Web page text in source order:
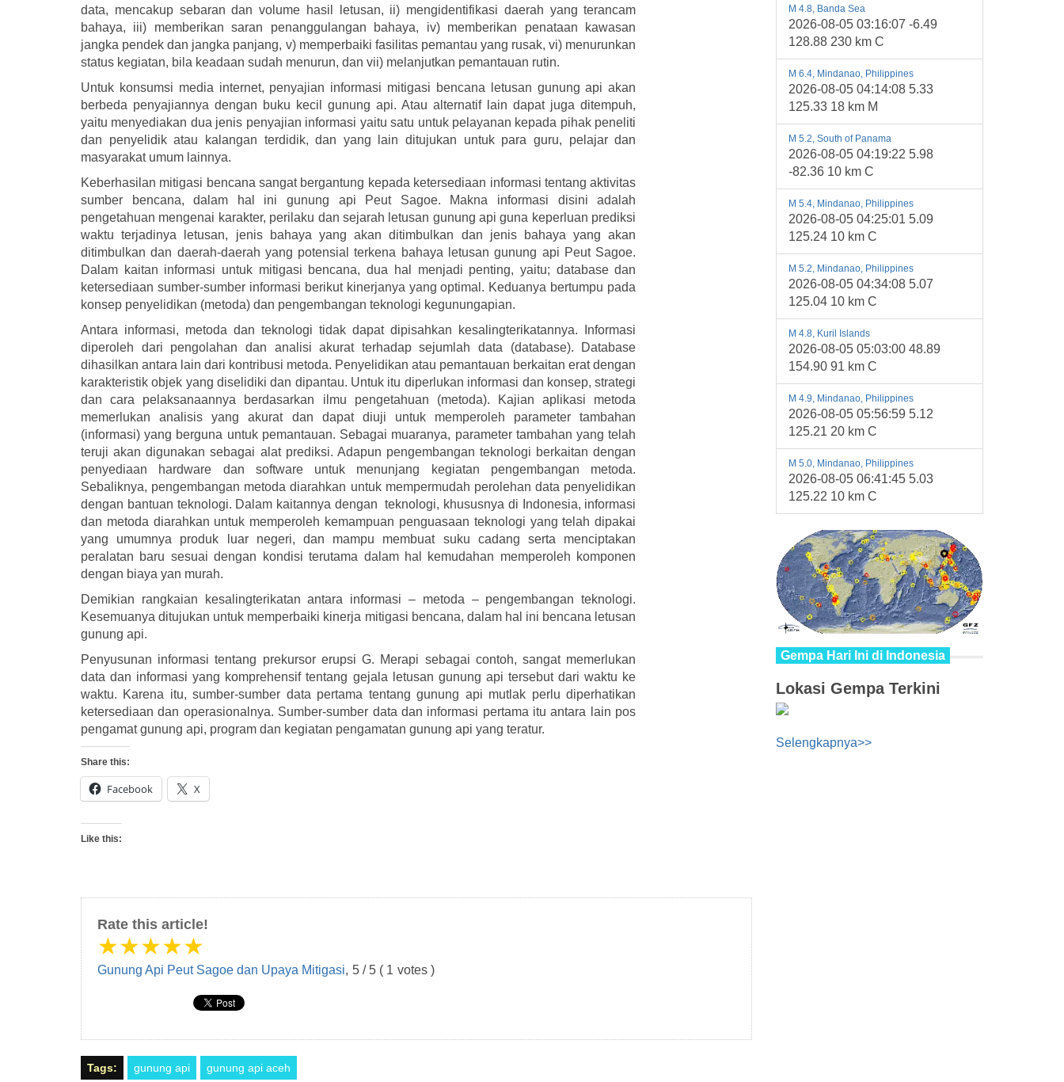
data, mencakup sebaran dan volume hasil letusan, ii) mengidentifikasi daerah yang terancam
bahaya, iii) memberikan saran penanggulangan bahaya, iv) memberikan penataan kawasan
jangka pendek dan jangka panjang, v) memperbaiki fasilitas pemantau yang rusak, vi) menurunkan
status kegiatan, bila keadaan sudah menurun, dan vii) melanjutkan pemantauan rutin.
Untuk konsumsi media internet, penyajian informasi mitigasi bencana letusan gunung api akan
berbeda penyajiannya dengan buku kecil gunung api. Atau alternatif lain dapat juga ditempuh,
yaitu menyediakan dua jenis penyajian informasi yaitu satu untuk pelayanan kepada pihak peneliti
dan penyelidik atau kalangan terdidik, dan yang lain ditujukan untuk para guru, pelajar dan
masyarakat umum lainnya.
Keberhasilan mitigasi bencana sangat bergantung kepada ketersediaan informasi tentang aktivitas
sumber bencana, dalam hal ini gunung api Peut Sagoe. Makna informasi disini adalah
pengetahuan mengenai karakter, perilaku dan sejarah letusan gunung api guna keperluan prediksi
waktu terjadinya letusan, jenis bahaya yang akan ditimbulkan dan jenis bahaya yang akan
ditimbulkan dan daerah-daerah yang potensial terkena bahaya letusan gunung api Peut Sagoe.
Dalam kaitan informasi untuk mitigasi bencana, dua hal menjadi penting, yaitu; database dan
ketersediaan sumber-sumber informasi berikut kinerjanya yang optimal. Keduanya bertumpu pada
konsep penyelidikan (metoda) dan pengembangan teknologi kegunungapian.
Antara informasi, metoda dan teknologi tidak dapat dipisahkan kesalingterikatannya. Informasi
diperoleh dari pengolahan dan analisi akurat terhadap sejumlah data (database). Database
dihasilkan antara lain dari kontribusi metoda. Penyelidikan atau pemantauan berkaitan erat dengan
karakteristik objek yang diselidiki dan dipantau. Untuk itu diperlukan informasi dan konsep, strategi
dan cara pelaksanaannya berdasarkan ilmu pengetahuan (metoda). Kajian aplikasi metoda
memerlukan analisis yang akurat dan dapat diuji untuk memperoleh parameter tambahan
(informasi) yang berguna untuk pemantauan. Sebagai muaranya, parameter tambahan yang telah
teruji akan digunakan sebagai alat prediksi. Adapun pengembangan teknologi berkaitan dengan
penyediaan hardware dan software untuk menunjang kegiatan pengembangan metoda.
Sebaliknya, pengembangan metoda diarahkan untuk mempermudah perolehan data penyelidikan
dengan bantuan teknologi. Dalam kaitannya dengan teknologi, khususnya di Indonesia, informasi
dan metoda diarahkan untuk memperoleh kemampuan penguasaan teknologi yang telah dipakai
yang umumnya produk luar negeri, dan mampu membuat suku cadang serta menciptakan
peralatan baru sesuai dengan kondisi terutama dalam hal kemudahan memperoleh komponen
dengan biaya yan murah.
Demikian rangkaian kesalingterikatan antara informasi – metoda – pengembangan teknologi.
Kesemuanya ditujukan untuk memperbaiki kinerja mitigasi bencana, dalam hal ini bencana letusan
gunung api.
Penyusunan informasi tentang prekursor erupsi G. Merapi sebagai contoh, sangat memerlukan
data dan informasi yang komprehensif tentang gejala letusan gunung api tersebut dari waktu ke
waktu. Karena itu, sumber-sumber data pertama tentang gunung api mutlak perlu diperhatikan
ketersediaan dan operasionalnya. Sumber-sumber data dan informasi pertama itu antara lain pos
pengamat gunung api, program dan kegiatan pengamatan gunung api yang teratur.
Share this:
Facebook X
Like this:
Rate this article!
★★★★★
Gunung Api Peut Sagoe dan Upaya Mitigasi, 5 / 5 ( 1 votes )
Tags: gunung api gunung api aceh
M 4.8, Banda Sea
2026-08-05 03:16:07 -6.49
128.88 230 km C
M 6.4, Mindanao, Philippines
2026-08-05 04:14:08 5.33
125.33 18 km M
M 5.2, South of Panama
2026-08-05 04:19:22 5.98
-82.36 10 km C
M 5.4, Mindanao, Philippines
2026-08-05 04:25:01 5.09
125.24 10 km C
M 5.2, Mindanao, Philippines
2026-08-05 04:34:08 5.07
125.04 10 km C
M 4.8, Kuril Islands
2026-08-05 05:03:00 48.89
154.90 91 km C
M 4.9, Mindanao, Philippines
2026-08-05 05:56:59 5.12
125.21 20 km C
M 5.0, Mindanao, Philippines
2026-08-05 06:41:45 5.03
125.22 10 km C
Gempa Hari Ini di Indonesia
Lokasi Gempa Terkini
Selengkapnya>>